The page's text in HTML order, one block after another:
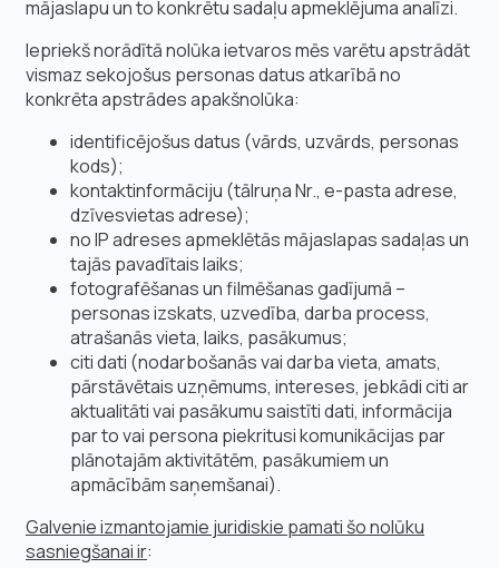
mājaslapu un to konkrētu sadaļu apmeklējuma analīzi.
Iepriekš norādītā nolūka ietvaros mēs varētu apstrādāt
vismaz sekojošus personas datus atkarībā no
konkrēta apstrādes apakšnolūka:
identificējošus datus (vārds, uzvārds, personas
kods);
kontaktinformāciju (tālruņa Nr., e-pasta adrese,
dzīvesvietas adrese);
no IP adreses apmeklētās mājaslapas sadaļas un
tajās pavadītais laiks;
fotografēšanas un filmēšanas gadījumā –
personas izskats, uzvedība, darba process,
atrašanās vieta, laiks, pasākumus;
citi dati (nodarbošanās vai darba vieta, amats,
pārstāvētais uzņēmums, intereses, jebkādi citi ar
aktualitāti vai pasākumu saistīti dati, informācija
par to vai persona piekritusi komunikācijas par
plānotajām aktivitātēm, pasākumiem un
apmācībām saņemšanai).
Galvenie izmantojamie juridiskie pamati šo nolūku
sasniegšanai ir: